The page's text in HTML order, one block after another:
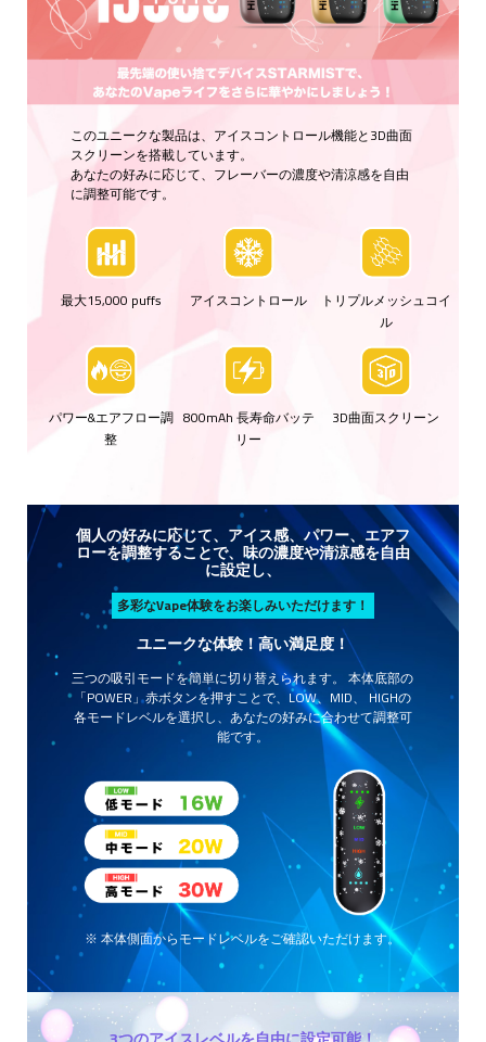
このユニークな製品は、アイスコントロール機能と3D曲面
スクリーンを搭載しています。
あなたの好みに応じて、フレーバーの濃度や清涼感を自由
に調整可能です。
最大15,000 puffs アイスコントロール
トリプルメッシュコイ
ル
パワー&エアフロー調
整
800mAh 長寿命バッテ
リー
3D曲面スクリーン
個人の好みに応じて、アイス感、パワー、エアフ
ローを調整することで、味の濃度や清涼感を自由
に設定し、
多彩なVape体験をお楽しみいただけます！
ユニークな体験！高い満足度！
三つの吸引モードを簡単に切り替えられます。 本体底部の
「POWER」赤ボタンを押すことで、LOW、MID、 HIGHの
各モードレベルを選択し、あなたの好みに合わせて調整可
能です。
※ 本体側面からモードレベルをご確認いただけます。